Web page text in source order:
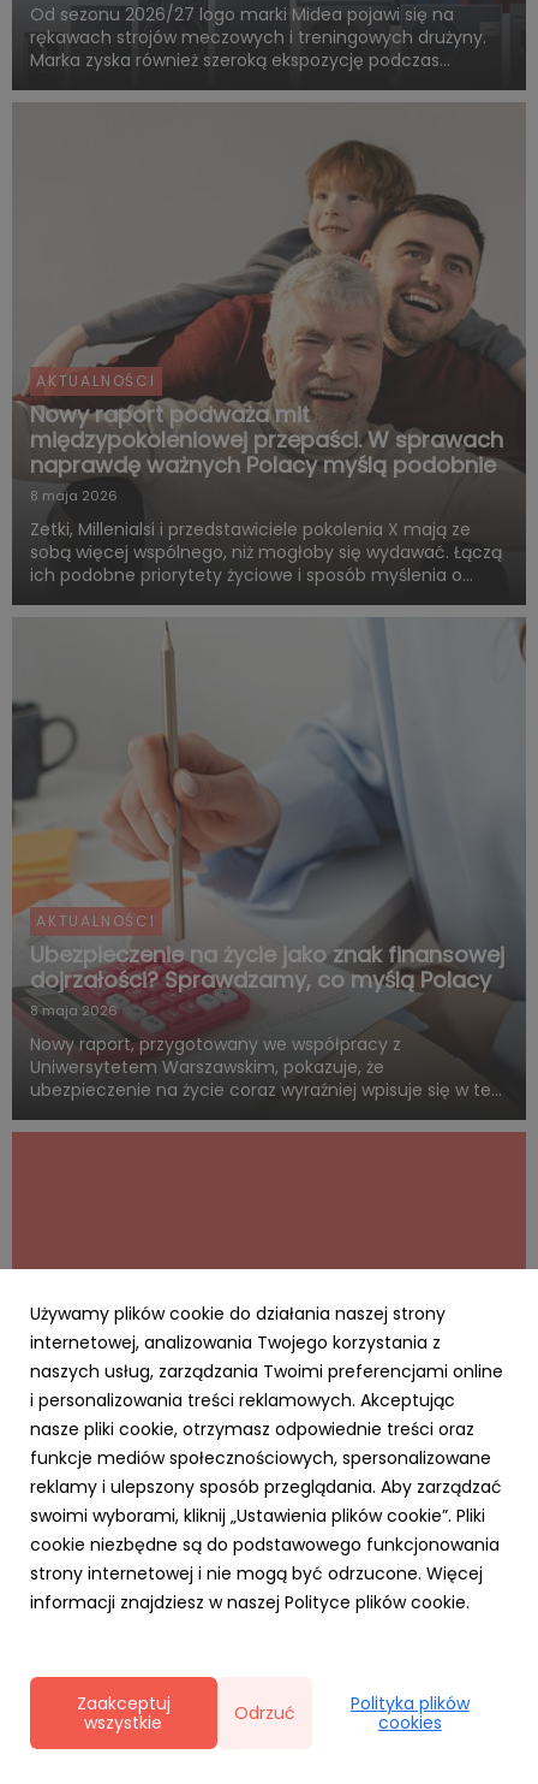
Od sezonu 2026/27 logo marki Midea pojawi się na
rękawach strojów meczowych i treningowych drużyny.
Marka zyska również szeroką ekspozycję podczas
współpraca obejmie także wspólne działania skierowane
AKTUALNOŚCI
Nowy raport podważa mit
międzypokoleniowej przepaści. W sprawach
naprawdę ważnych Polacy myślą podobnie
8 maja 2026
Zetki, Millenialsi i przedstawiciele pokolenia X mają ze
sobą więcej wspólnego, niż mogłoby się wydawać. Łączą
ich podobne priorytety życiowe i sposób myślenia o
dojrzałości życiowej decydują przede wszystkim:
AKTUALNOŚCI
Ubezpieczenie na życie jako znak finansowej
dojrzałości? Sprawdzamy, co myślą Polacy
8 maja 2026
Nowy raport, przygotowany we współpracy z
Uniwersytetem Warszawskim, pokazuje, że
ubezpieczenie na życie coraz wyraźniej wpisuje się w ten
odpowiedzialność i rozsądne planowanie przyszłości.
AKTUALNOŚCI
Cyfrowy Biznes się opłaca – rusza
kampania MRiT i NASK dla MŚP. Za realizację
odpowiada RO
20 kwietnia 2026
Agencja Ro na zlecenie Ministerstwa Rozwoju i
Technologii realizuje kampanię „Cyfrowy Biznes”.
Inicjatywa skierowana do sektora MŚP promuje
Działania zaplanowan...
Używamy plików cookie do działania naszej strony
internetowej, analizowania Twojego korzystania z
naszych usług, zarządzania Twoimi preferencjami online
i personalizowania treści reklamowych. Akceptując
nasze pliki cookie, otrzymasz odpowiednie treści oraz
funkcje mediów społecznościowych, spersonalizowane
reklamy i ulepszony sposób przeglądania. Aby zarządzać
swoimi wyborami, kliknij „Ustawienia plików cookie”. Pliki
cookie niezbędne są do podstawowego funkcjonowania
strony internetowej i nie mogą być odrzucone. Więcej
informacji znajdziesz w naszej Polityce plików cookie.
Zaakceptuj
wszystkie
Odrzuć
Polityka plików
cookies